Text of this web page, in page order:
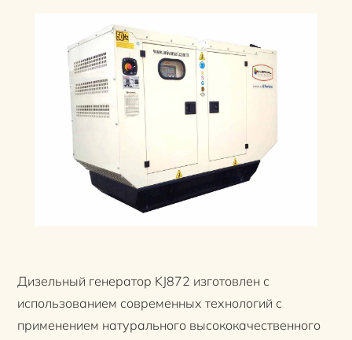
Дизельный генератор KJ872 изготовлен с
использованием современных технологий с
применением натурального высококачественного